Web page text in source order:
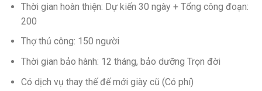
Thời gian hoàn thiện: Dự kiến 30 ngày + Tổng công đoạn:
200
Thợ thủ công: 150 người
Thời gian bảo hành: 12 tháng, bảo dưỡng Trọn đời
Có dịch vụ thay thế đế mới giày cũ (Có phí)